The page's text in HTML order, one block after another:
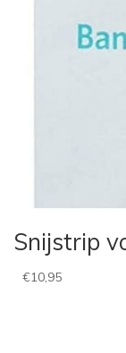
Snijstrip
€10,95